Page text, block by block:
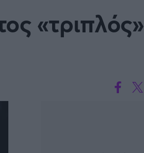
Τσορμπατζόγλου G-LEAGUE
Μπάσκετ: Γερμανία
«τριπλός»